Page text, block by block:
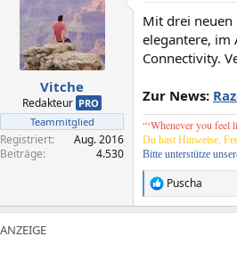
l
t
a
m
Vitche
Redakteur PRO
Teammitglied
Registriert
Aug. 2016
Beiträge
4.530
Mit drei neuen
elegantere, im
Connectivity.
Zur News:
“‘Whenever you feel
Du hast Hinweise,
Bitte unterstütze
R
e
a
Puscha